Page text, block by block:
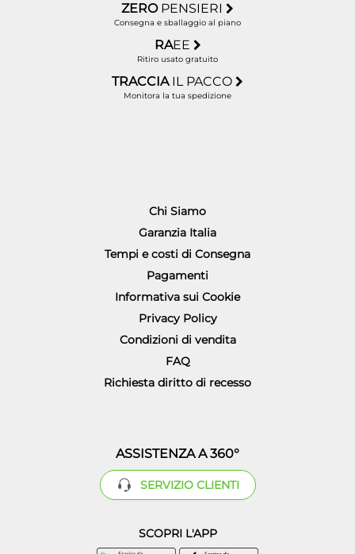
ZERO PENSIERI
Consegna e sballaggio al piano
RAEE
Ritiro usato gratuito
TRACCIA IL PACCO
Monitora la tua spedizione
Chi Siamo
Garanzia Italia
Tempi e costi di Consegna
Pagamenti
Informativa sui Cookie
Privacy Policy
Condizioni di vendita
FAQ
Richiesta diritto di recesso
ASSISTENZA A 360°
SERVIZIO CLIENTI
SCOPRI L'APP